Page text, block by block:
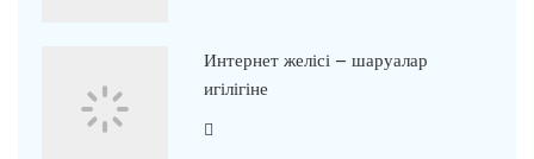
Интернет желісі – шаруалар
игілігіне